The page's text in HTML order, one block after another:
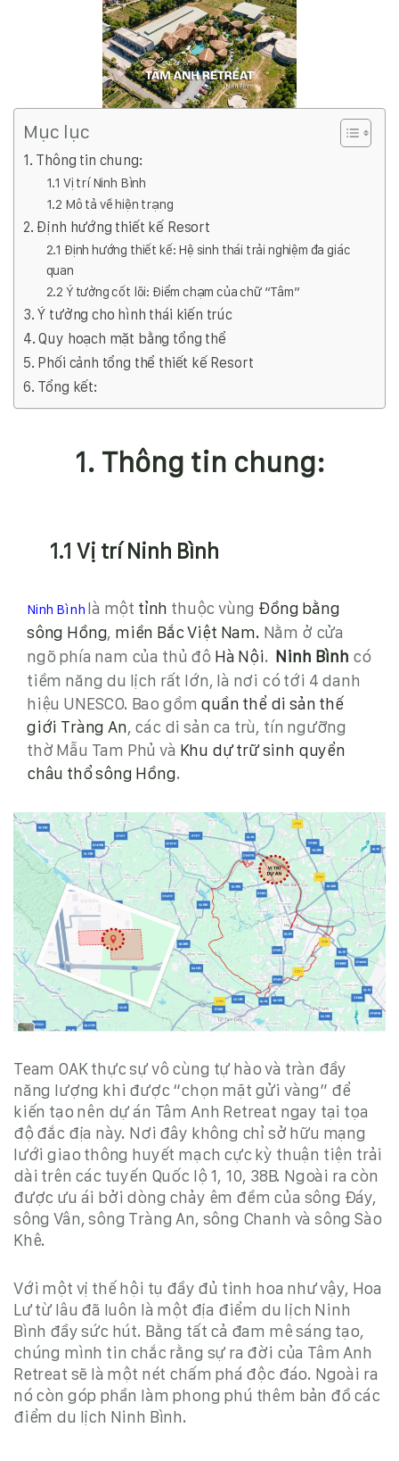
Mục lục
1. Thông tin chung:
1.1 Vị trí Ninh Bình
1.2 Mô tả về hiện trạng
2. Định hướng thiết kế Resort
2.1 Định hướng thiết kế: Hệ sinh thái trải nghiệm đa giác
quan
2.2 Ý tưởng cốt lõi: Điểm chạm của chữ “Tâm”
3. Ý tưởng cho hình thái kiến trúc
4. Quy hoạch mặt bằng tổng thể
5. Phối cảnh tổng thể thiết kế Resort
6. Tổng kết:
1. Thông tin chung:
1.1 Vị trí Ninh Bình
Ninh Bình là một tỉnh thuộc vùng Đồng bằng
sông Hồng, miền BắcViệt Nam. Nằm ở cửa
ngõ phía nam của thủ đô Hà Nội. Ninh Bình có
tiềm năng du lịch rất lớn, là nơi có tới 4 danh
hiệu UNESCO. Bao gồm quần thể di sản thế
giới Tràng An, các di sản ca trù, tín ngưỡng
thờ Mẫu Tam Phủ và Khu dự trữ sinh quyển
châu thổ sông Hồng.
Team OAK thực sự vô cùng tự hào và tràn đầy
năng lượng khi được “chọn mặt gửi vàng” để
kiến tạo nên dự án Tâm Anh Retreat ngay tại tọa
độ đắc địa này. Nơi đây không chỉ sở hữu mạng
lưới giao thông huyết mạch cực kỳ thuận tiện trải
dài trên các tuyến Quốc lộ 1, 10, 38B. Ngoài ra còn
được ưu ái bởi dòng chảy êm đềm của sông Đáy,
sông Vân, sông Tràng An, sông Chanh và sông Sào
Khê.
Với một vị thế hội tụ đầy đủ tinh hoa như vậy, Hoa
Lư từ lâu đã luôn là một địa điểm du lịch Ninh
Bình đầy sức hút. Bằng tất cả đam mê sáng tạo,
chúng mình tin chắc rằng sự ra đời của Tâm Anh
Retreat sẽ là một nét chấm phá độc đáo. Ngoài ra
nó còn góp phần làm phong phú thêm bản đồ các
điểm du lịch Ninh Bình.